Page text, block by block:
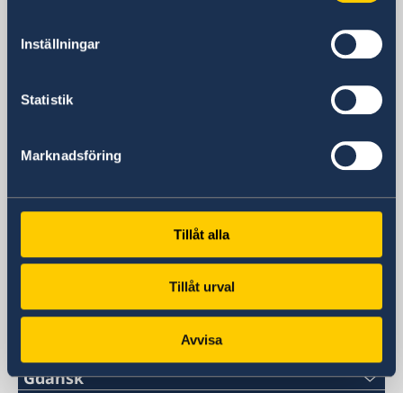
Inställningar
Statistik
Marknadsföring
Tillåt alla
Tillåt urval
Avvisa
Polen
Sveriges ambassad
Polen
+48 22 640 89 00
+48 22 640 89 50
ambassaden.warszawa@gov.se
Svenska konsulat
Gdańsk